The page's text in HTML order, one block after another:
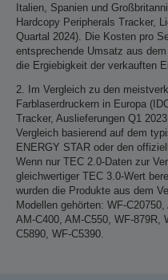
Italien, Spanien und
Hardcopy Peripherals Tracker,
Quartal 2024). Die Kosten pro
entsprechende Umsatz aus
die Ergiebigkeit der verkauften
2. Im Vergleich zu den
Farblaserdruckern in Europa
Tracker, Auslieferungen Q1
Vergleich basierend auf dem
ENERGY STAR oder den
Wenn nur TEC 2.0-Daten zur
gleichwertiger TEC 3.0-Wert
wurden die Produkte aus dem
Modellen gehörten: WF-
AM-C400, AM-C550, WF-879R,
C5890, WF-C5390.